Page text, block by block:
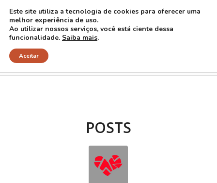
Arquivo para Tag: diagnóstico
POSTS
Este site utiliza a tecnologia de cookies para oferecer uma
melhor experiência de uso.
Ao utilizar nossos serviços, você está ciente dessa
funcionalidade. Saiba mais.
Aceitar